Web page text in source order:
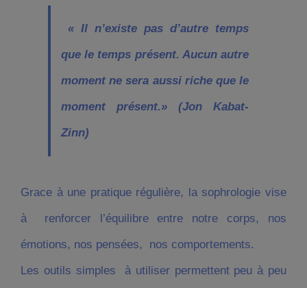
« Il n’existe pas d’autre temps
que le temps présent. Aucun autre
moment ne sera aussi riche que le
moment présent.» (Jon Kabat-
Zinn)
Grace à une pratique régulière, la sophrologie vise
à renforcer l’équilibre entre notre corps, nos
émotions, nos pensées, nos comportements.
Les outils simples à utiliser permettent peu à peu